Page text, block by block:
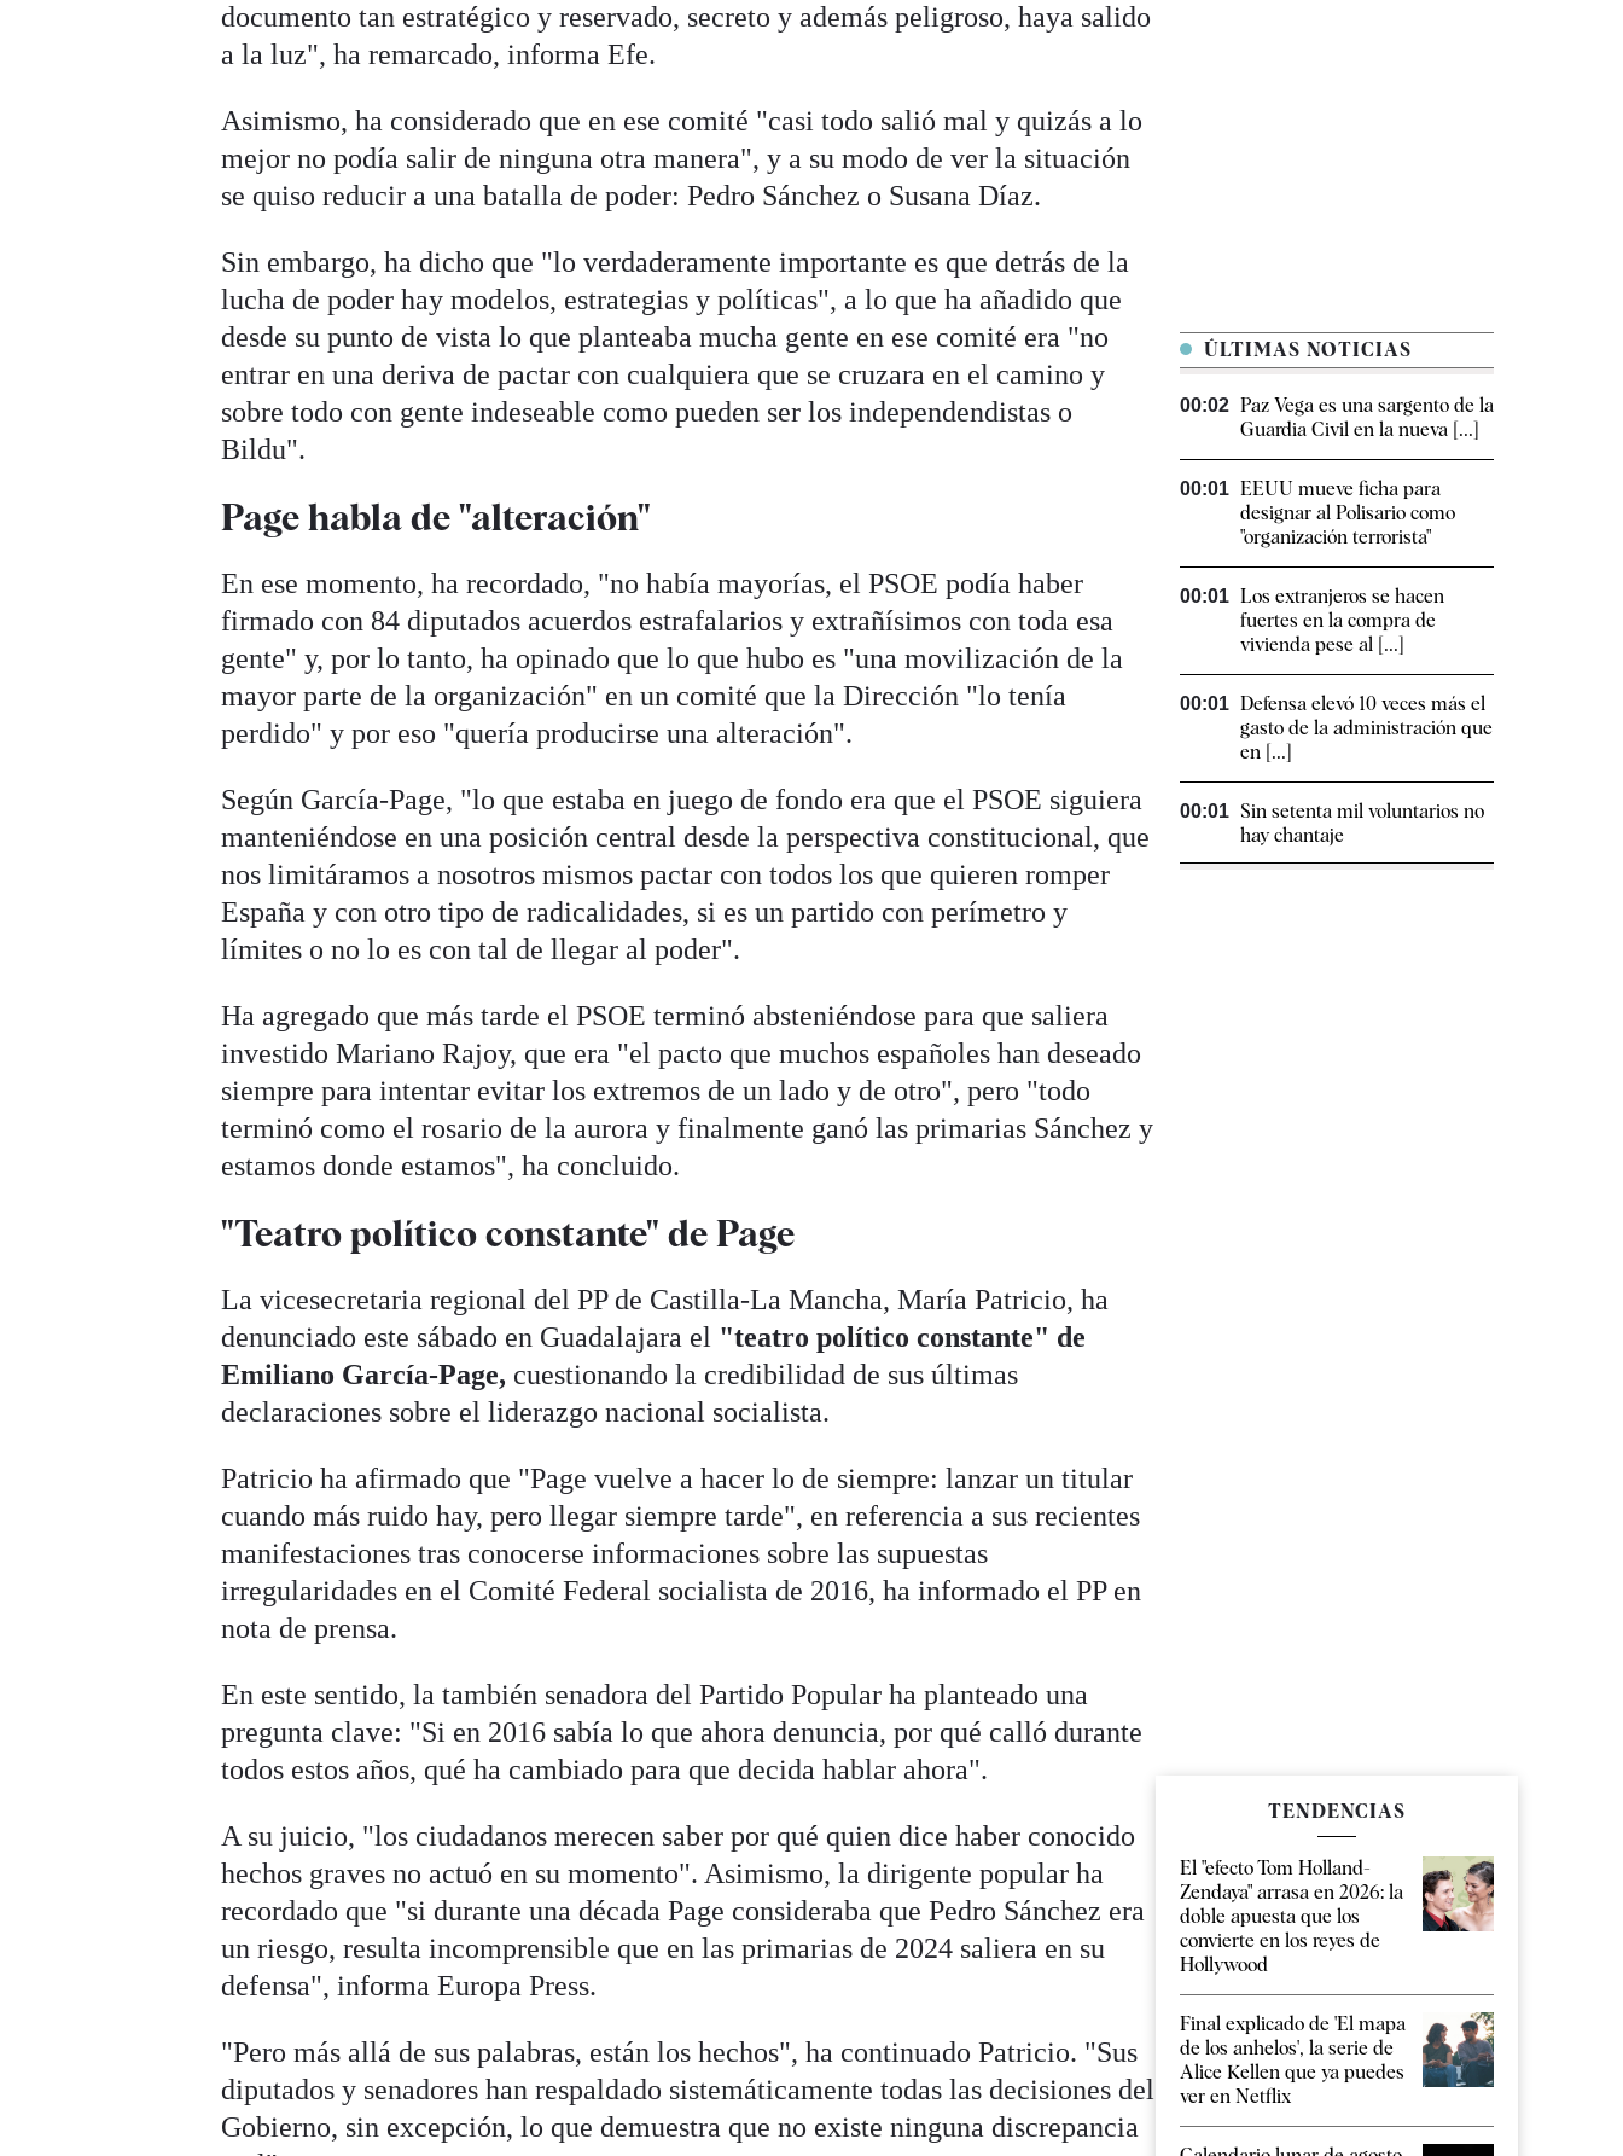
documento tan estratégico y reservado, secreto y además peligroso, haya salido
a la luz", ha remarcado, informa Efe.
Asimismo, ha considerado que en ese comité "casi todo salió mal y quizás a lo
mejor no podía salir de ninguna otra manera", y a su modo de ver la situación
se quiso reducir a una batalla de poder: Pedro Sánchez o Susana Díaz.
Sin embargo, ha dicho que "lo verdaderamente importante es que detrás de la
lucha de poder hay modelos, estrategias y políticas", a lo que ha añadido que
desde su punto de vista lo que planteaba mucha gente en ese comité era "no
entrar en una deriva de pactar con cualquiera que se cruzara en el camino y
sobre todo con gente indeseable como pueden ser los independendistas o
Bildu".
Page habla de "alteración"
En ese momento, ha recordado, "no había mayorías, el PSOE podía haber
firmado con 84 diputados acuerdos estrafalarios y extrañísimos con toda esa
gente" y, por lo tanto, ha opinado que lo que hubo es "una movilización de la
mayor parte de la organización" en un comité que la Dirección "lo tenía
perdido" y por eso "quería producirse una alteración".
Según García-Page, "lo que estaba en juego de fondo era que el PSOE siguiera
manteniéndose en una posición central desde la perspectiva constitucional, que
nos limitáramos a nosotros mismos pactar con todos los que quieren romper
España y con otro tipo de radicalidades, si es un partido con perímetro y
límites o no lo es con tal de llegar al poder".
Ha agregado que más tarde el PSOE terminó absteniéndose para que saliera
investido Mariano Rajoy, que era "el pacto que muchos españoles han deseado
siempre para intentar evitar los extremos de un lado y de otro", pero "todo
terminó como el rosario de la aurora y finalmente ganó las primarias Sánchez y
estamos donde estamos", ha concluido.
"Teatro político constante" de Page
La vicesecretaria regional del PP de Castilla-La Mancha, María Patricio, ha
denunciado este sábado en Guadalajara el "teatro político constante" de
Emiliano García-Page, cuestionando la credibilidad de sus últimas
declaraciones sobre el liderazgo nacional socialista.
Patricio ha afirmado que "Page vuelve a hacer lo de siempre: lanzar un titular
cuando más ruido hay, pero llegar siempre tarde", en referencia a sus recientes
manifestaciones tras conocerse informaciones sobre las supuestas
irregularidades en el Comité Federal socialista de 2016, ha informado el PP en
nota de prensa.
En este sentido, la también senadora del Partido Popular ha planteado una
pregunta clave: "Si en 2016 sabía lo que ahora denuncia, por qué calló durante
todos estos años, qué ha cambiado para que decida hablar ahora".
A su juicio, "los ciudadanos merecen saber por qué quien dice haber conocido
hechos graves no actuó en su momento". Asimismo, la dirigente popular ha
recordado que "si durante una década Page consideraba que Pedro Sánchez era
un riesgo, resulta incomprensible que en las primarias de 2024 saliera en su
defensa", informa Europa Press.
"Pero más allá de sus palabras, están los hechos", ha continuado Patricio. "Sus
diputados y senadores han respaldado sistemáticamente todas las decisiones del
Gobierno, sin excepción, lo que demuestra que no existe ninguna discrepancia
ÚLTIMAS NOTICIAS
00:02 Paz Vega es una sargento de la
Guardia Civil en la nueva [...]
00:01 EEUU mueve ficha para
designar al Polisario como
"organización terrorista"
00:01 Los extranjeros se hacen
fuertes en la compra de
vivienda pese al [...]
00:01 Defensa elevó 10 veces más el
gasto de la administración que
en [...]
00:01 Sin setenta mil voluntarios no
hay chantaje
TENDENCIAS
El "efecto Tom Holland-
Zendaya" arrasa en 2026: la
doble apuesta que los
convierte en los reyes de
Hollywood
Final explicado de 'El mapa
de los anhelos', la serie de
Alice Kellen que ya puedes
ver en Netflix